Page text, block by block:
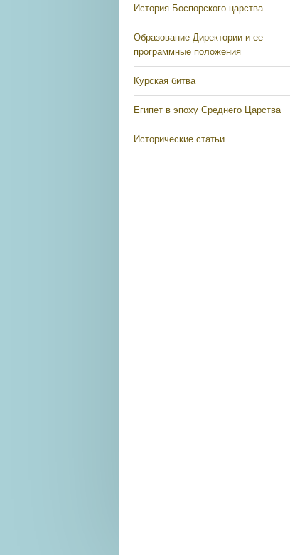
История Боспорского царства
Образование Директории и ее
программные положения
Курская битва
Египет в эпоху Среднего Царства
Исторические статьи